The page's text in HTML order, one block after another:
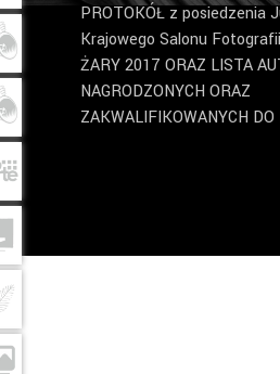
PROTOKÓŁ z posiedzenia
Krajowego Salonu
ŻARY 2017 ORAZ LISTA
NAGRODZONYCH ORAZ
ZAKWALIFIKOWANYCH